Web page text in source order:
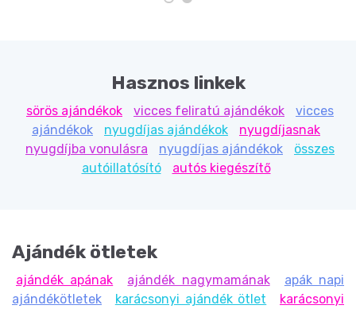
Hasznos linkek
sörös ajándékok vicces feliratú ajándékok
vicces
ajándékok
nyugdíjas ajándékok
nyugdíjasnak
nyugdíjba vonulásra
nyugdíjas ajándékok
összes
autóillatósító
autós kiegészítő
Ajándék ötletek
ajándék apának ajándék nagymamának
apák napi
ajándékötletek
karácsonyi ajándék ötlet
karácsonyi